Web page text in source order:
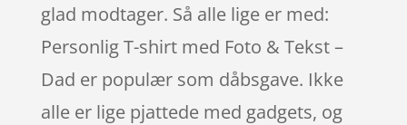
glad modtager. Så alle lige er med:
Personlig T-shirt med Foto & Tekst –
Dad er populær som dåbsgave. Ikke
alle er lige pjattede med gadgets, og